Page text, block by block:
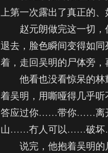
上第一次露出了真正的、
赵元朗做完这一切，
退去，脸色瞬间变得如
着，走回吴明的尸体旁，
他看也没看惊呆的林
着吴明，用嘶哑得几乎
答应过你……带你……离
山……冇人可以……破
说完，他抱着吴明的